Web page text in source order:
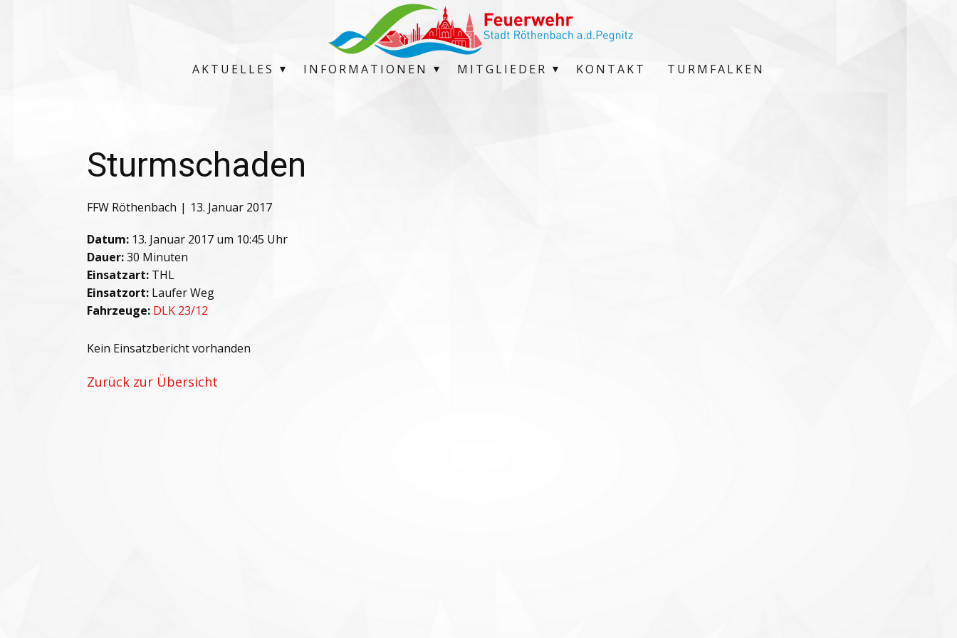
AKTUELLES INFORMATIONEN MITGLIEDER KONTAKT TURMFALKEN
Sturmschaden
FFW Röthenbach 13. Januar 2017
Datum: 13. Januar 2017 um 10:45 Uhr
Dauer:30 Minuten
Einsatzart: THL
Einsatzort: Laufer Weg
Fahrzeuge: DLK 23/12
Kein Einsatzbericht vorhanden
Zurück zur Übersicht